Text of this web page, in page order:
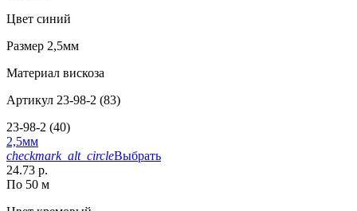
Цвет синий
Размер 2,5мм
Материал вискоза
Артикул 23-98-2 (83)
23-98-2 (40)
2,5мм
checkmark_alt_circleВыбрать
24.73 р.
По 50 м